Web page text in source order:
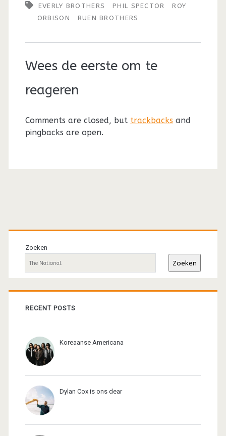
EVERLY BROTHERS PHIL SPECTOR
ROY
ORBISON
RUEN BROTHERS
Wees de eerste om te
reageren
Comments are closed, but trackbacks and
pingbacks are open.
Primaire
sidebar
Zoeken
Zoeken
RECENT POSTS
Koreaanse Americana
Dylan Cox is ons dear